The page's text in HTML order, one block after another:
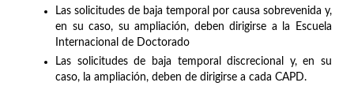
Las solicitudes de baja temporal por causa sobrevenida y,
en su caso, su ampliación, deben dirigirse a la Escuela
Internacional de Doctorado
Las solicitudes de baja temporal discrecional y, en su
caso, la ampliación, deben de dirigirse a cada CAPD.